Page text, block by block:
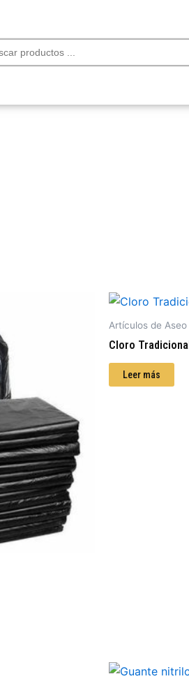
Artículos de Aseo
Cloro Tradicional
Leer más